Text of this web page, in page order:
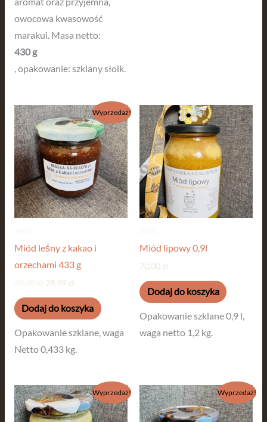
owocowa kwasowość
marakui. Masa netto:
430 g
, opakowanie: szklany słoik.
Wyprzedaż!
Miód leśny z kakao i
orzechami 433 g
Pierwotna
cena
wynosiła:
40,00 zł.
Aktualna
cena
wynosi:
29,99 zł.
Dodaj do koszyka
Opakowanie szklane, waga
Netto 0,433 kg.
Miód lipowy 0,9l
Dodaj do koszyka
Opakowanie szklane 0,9 l,
waga netto 1,2 kg.
Wyprzedaż!
Pierwotna
cena
wynosiła:
Aktualna
cena
wynosi:
Wyprzedaż!
Pierwotna
cena
wynosiła:
Aktualna
cena
wynosi: